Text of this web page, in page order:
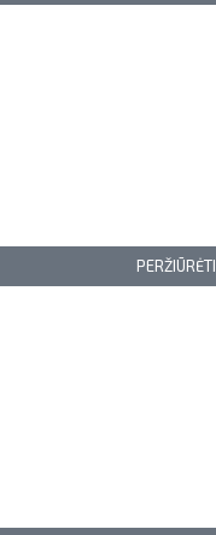
PERŽIŪRĖTI